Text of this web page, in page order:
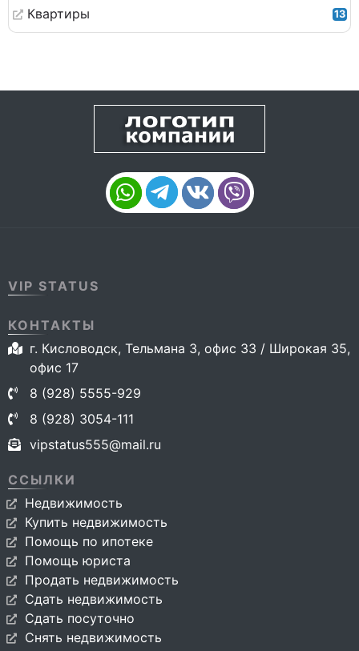
Квартиры 13
VIP STATUS
КОНТАКТЫ
г. Кисловодск, Тельмана 3, офис 33 / Широкая 35,
офис 17
8 (928) 5555-929
8 (928) 3054-111
vipstatus555@mail.ru
ССЫЛКИ
Недвижимость
Купить недвижимость
Помощь по ипотеке
Помощь юриста
Продать недвижимость
Сдать недвижимость
Сдать посуточно
Снять недвижимость